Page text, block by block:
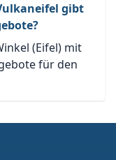
gibt
(Eifel) mit
für den